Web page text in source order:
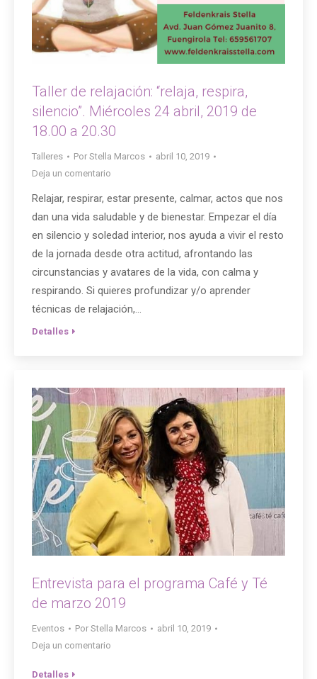
Taller de relajación: “relaja, respira,
silencio”. Miércoles 24 abril, 2019 de
18.00 a 20.30
Talleres Por Stella Marcos
abril 10, 2019
Deja un comentario
Relajar, respirar, estar presente, calmar, actos que nos
dan una vida saludable y de bienestar. Empezar el día
en silencio y soledad interior, nos ayuda a vivir el resto
de la jornada desde otra actitud, afrontando las
circunstancias y avatares de la vida, con calma y
respirando. Si quieres profundizar y/o aprender
técnicas de relajación,…
Detalles
Entrevista para el programa Café y Té
de marzo 2019
Eventos Por Stella Marcos
abril 10, 2019
Deja un comentario
Detalles